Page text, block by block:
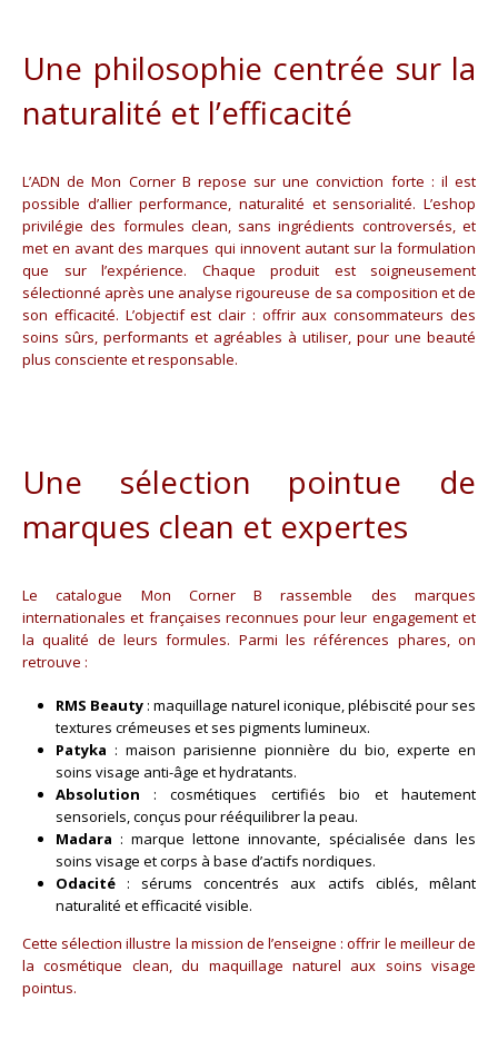
Une philosophie centrée sur la
naturalité et l’efficacité
L’ADN de Mon Corner B repose sur une conviction forte : il est
possible d’allier performance, naturalité et sensorialité. L’eshop
privilégie des formules clean, sans ingrédients controversés, et
met en avant des marques qui innovent autant sur la formulation
que sur l’expérience. Chaque produit est soigneusement
sélectionné après une analyse rigoureuse de sa composition et de
son efficacité. L’objectif est clair : offrir aux consommateurs des
soins sûrs, performants et agréables à utiliser, pour une beauté
plus consciente et responsable.
Une sélection pointue de
marques clean et expertes
Le catalogue Mon Corner B rassemble des marques
internationales et françaises reconnues pour leur engagement et
la qualité de leurs formules. Parmi les références phares, on
retrouve :
RMS Beauty: maquillage naturel iconique, plébiscité pour ses
textures crémeuses et ses pigments lumineux.
Patyka : maison parisienne pionnière du bio, experte en
soins visage anti-âge et hydratants.
Absolution : cosmétiques certifiés bio et hautement
sensoriels, conçus pour rééquilibrer la peau.
Madara : marque lettone innovante, spécialisée dans les
soins visage et corps à base d’actifs nordiques.
Odacité: sérums concentrés aux actifs ciblés, mêlant
naturalité et efficacité visible.
Cette sélection illustre la mission de l’enseigne : offrir le meilleur de
la cosmétique clean, du maquillage naturel aux soins visage
pointus.